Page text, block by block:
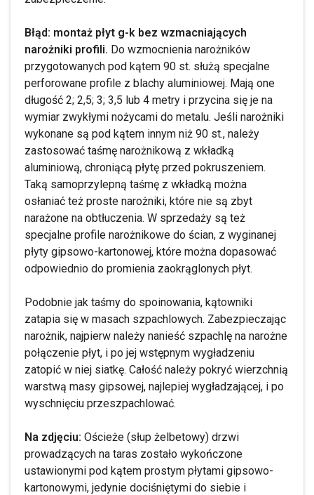
Błąd: montaż płyt g-k bez wzmacniających
narożniki profili. Do wzmocnienia narożników
przygotowanych pod kątem 90 st. służą specjalne
perforowane profile z blachy aluminiowej. Mają one
długość 2; 2,5; 3; 3,5 lub 4 metry i przycina się je na
wymiar zwykłymi nożycami do metalu. Jeśli narożniki
wykonane są pod kątem innym niż 90 st., należy
zastosować taśmę narożnikową z wkładką
aluminiową, chroniącą płytę przed pokruszeniem.
Taką samoprzylepną taśmę z wkładką można
osłaniać też proste narożniki, które nie są zbyt
narażone na obtłuczenia. W sprzedaży są też
specjalne profile narożnikowe do ścian, z wyginanej
płyty gipsowo-kartonowej, które można dopasować
odpowiednio do promienia zaokrąglonych płyt.
Podobnie jak taśmy do spoinowania, kątowniki
zatapia się w masach szpachlowych. Zabezpieczając
narożnik, najpierw należy nanieść szpachlę na narożne
połączenie płyt, i po jej wstępnym wygładzeniu
zatopić w niej siatkę. Całość należy pokryć wierzchnią
warstwą masy gipsowej, najlepiej wygładzającej, i po
wyschnięciu przeszpachlować.
Na zdjęciu: Ościeże (słup żelbetowy) drzwi
prowadzących na taras zostało wykończone
ustawionymi pod kątem prostym płytami gipsowo-
kartonowymi, jedynie dociśniętymi do siebie i